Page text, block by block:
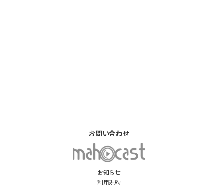
お知らせ
利用規約
お問い合わせ